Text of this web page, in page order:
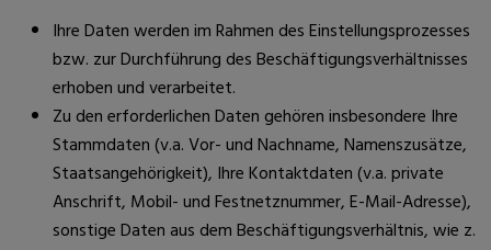
Ihre Daten werden im Rahmen des Einstellungsprozesses
bzw. zur Durchführung des Beschäftigungsverhältnisses
erhoben und verarbeitet.
Zu den erforderlichen Daten gehören insbesondere Ihre
Stammdaten (v.a. Vor- und Nachname, Namenszusätze,
Staatsangehörigkeit), Ihre Kontaktdaten (v.a. private
Anschrift, Mobil- und Festnetznummer, E-Mail-Adresse),
sonstige Daten aus dem Beschäftigungsverhältnis, wie z.